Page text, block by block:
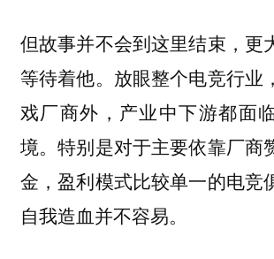
但故事并不会到这里结束，更
等待着他。放眼整个电竞行业
戏厂商外，产业中下游都面
境。特别是对于主要依靠厂商
金，盈利模式比较单一的电竞
自我造血并不容易。